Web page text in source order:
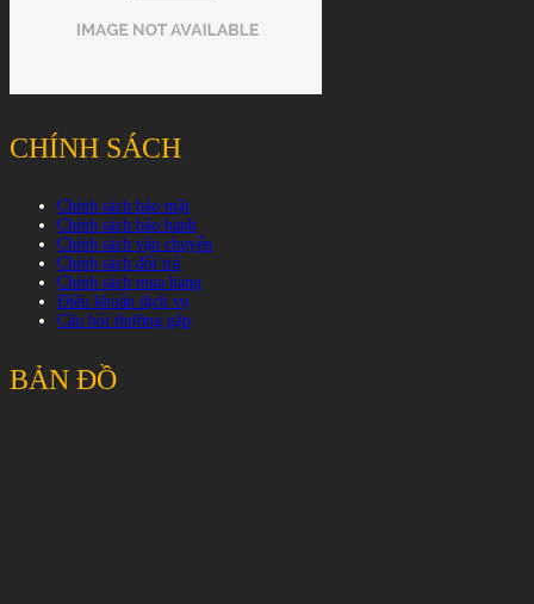
CHÍNH SÁCH
Chính sách bảo mật
Chính sách bảo hành
Chính sách vận chuyển
Chính sách đổi trả
Chính sách mua hàng
Điều khoản dịch vụ
Câu hỏi thường gặp
BẢN ĐỒ